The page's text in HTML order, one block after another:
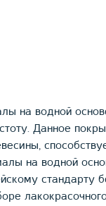
на водной
Данное
на водной
стандарту